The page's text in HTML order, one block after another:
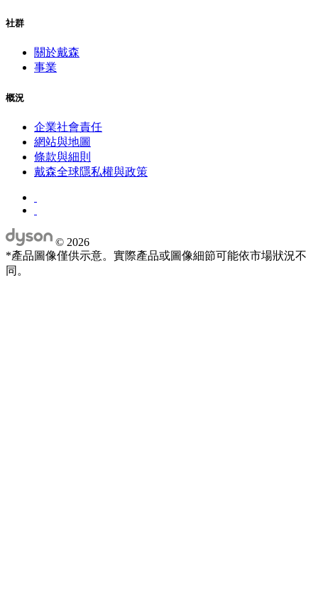
社群
關於戴森
事業
概況
企業社會責任
網站與地圖
條款與細則
戴森全球隱私權與政策
© 2026
*產品圖像僅供示意。實際產品或圖像細節可能依市場狀況不
同。